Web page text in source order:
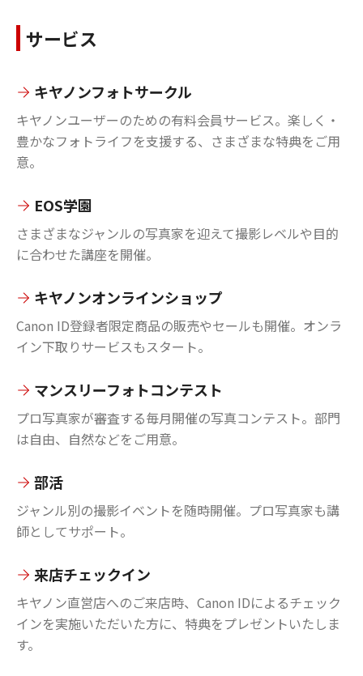
サービス
キヤノンフォトサークル
キヤノンユーザーのための有料会員サービス。楽しく・
豊かなフォトライフを支援する、さまざまな特典をご用
意。
EOS学園
さまざまなジャンルの写真家を迎えて撮影レベルや目的
に合わせた講座を開催。
キヤノンオンラインショップ
Canon ID登録者限定商品の販売やセールも開催。オンラ
イン下取りサービスもスタート。
マンスリーフォトコンテスト
プロ写真家が審査する毎月開催の写真コンテスト。部門
は自由、自然などをご用意。
部活
ジャンル別の撮影イベントを随時開催。プロ写真家も講
師としてサポート。
来店チェックイン
キヤノン直営店へのご来店時、Canon IDによるチェック
インを実施いただいた方に、特典をプレゼントいたしま
す。